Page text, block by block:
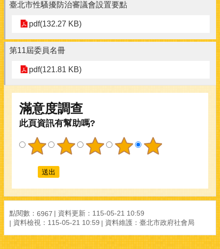
臺北市性騷擾防治審議會設置要點
pdf(132.27 KB)
第11屆委員名冊
pdf(121.81 KB)
滿意度調查
此頁資訊有幫助嗎?
點閱數： 6967
資料更新：115-05-21 10:59
資料檢視：115-05-21 10:59
資料維護：臺北市政府社會局